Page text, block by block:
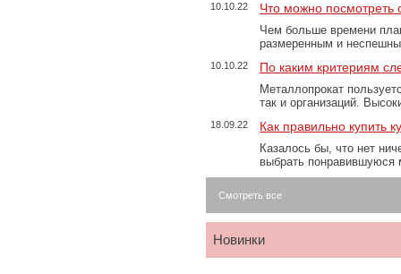
10.10.22 Что можно посмотреть
Чем больше времени
размеренным и
10.10.22 По каким критериям
Металлопрокат
так и организаций.
18.09.22 Как правильно купить
Казалось бы, что нет
выбрать
Смотреть все
Новинки